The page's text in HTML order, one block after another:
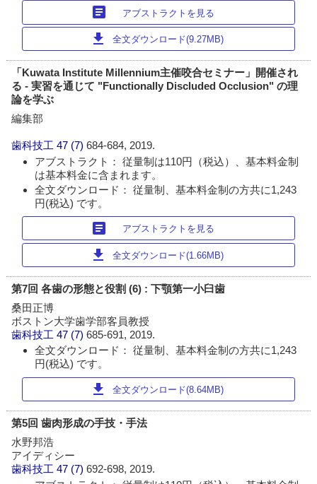
article アブストラクトを見る
download 全文ダウンロード(9.27MB)
「Kuwata Institute Millennium主催咬合セミナー」開催され
る - 実習を通じて "Functionally Discluded Occlusion" の理
論を学ぶ
編集部
歯科技工 47 (7)684-684, 2019.
アブストラクト： 従量制は110円（税込）、基本料金制
は基本料金に含まれます。
全文ダウンロード： 従量制、基本料金制の方共に1,243
円(税込) です。
article アブストラクトを見る
download 全文ダウンロード(1.66MB)
第7回 各歯の形態と役割 (6) : 下顎第一小臼歯
桑田正博
ボストン大学歯学部客員教授
歯科技工 47 (7)685-691, 2019.
全文ダウンロード： 従量制、基本料金制の方共に1,243
円(税込) です。
download 全文ダウンロード(8.64MB)
第5回 歯肉形成の手技・手法
水野邦浩
アイディシー
歯科技工 47 (7)692-698, 2019.